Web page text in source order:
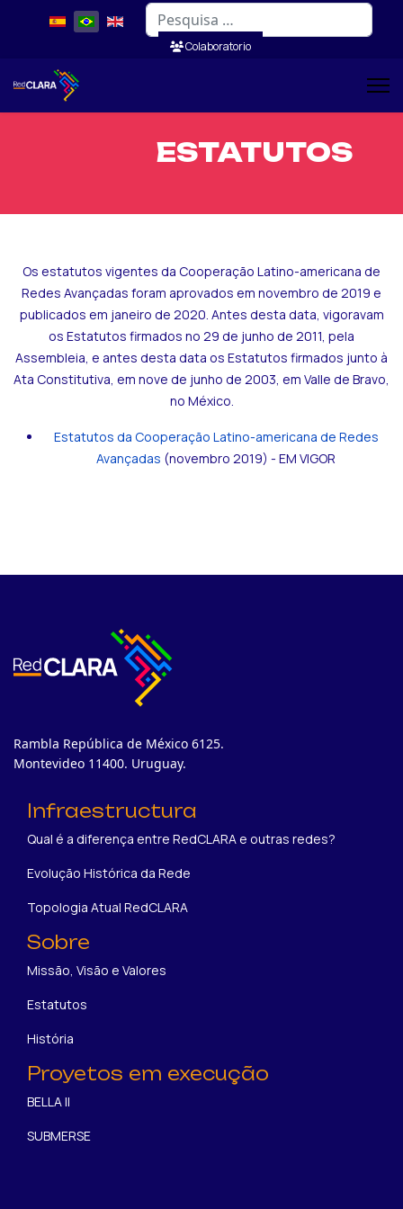
Pesquisar
Colaboratorio
ESTATUTOS
Os estatutos vigentes da Cooperação Latino-americana de
Redes Avançadas foram aprovados em novembro de 2019 e
publicados em janeiro de 2020. Antes desta data, vigoravam
os Estatutos firmados no 29 de junho de 2011, pela
Assembleia, e antes desta data os Estatutos firmados junto à
Ata Constitutiva, em nove de junho de 2003, em Valle de Bravo,
no México.
Estatutos da Cooperação Latino-americana de Redes
Avançadas (novembro 2019) - EM VIGOR
Rambla República de México 6125.
Montevideo 11400. Uruguay.
Infraestructura
Qual é a diferença entre RedCLARA e outras redes?
Evolução Histórica da Rede
Topologia Atual RedCLARA
Sobre
Missão, Visão e Valores
Estatutos
História
Proyetos em execução
BELLA II
SUBMERSE